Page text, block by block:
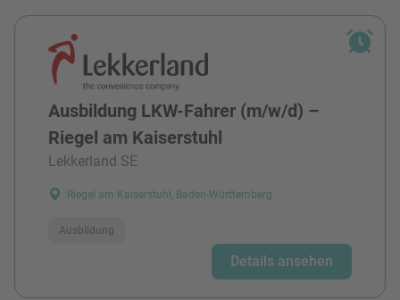
Ausbildung LKW-Fahrer (m/w/d) –
Riegel am Kaiserstuhl
Lekkerland SE
Riegel am Kaiserstuhl, Baden-Württemberg
Ausbildung
Details ansehen